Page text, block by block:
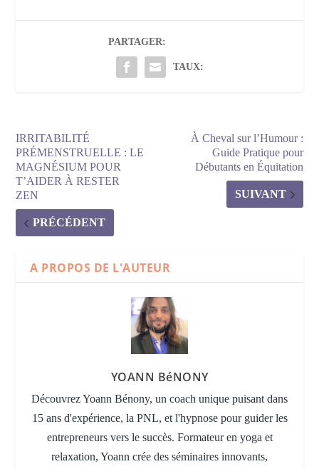
PARTAGER:
TAUX:
IRRITABILITÉ
PRÉMENSTRUELLE : LE
MAGNÉSIUM POUR
T’AIDER À RESTER
ZEN
PRÉCÉDENT
À Cheval sur l’Humour :
Guide Pratique pour
Débutants en Équitation
SUIVANT
A PROPOS DE L'AUTEUR
YOANN BéNONY
Découvrez Yoann Bénony, un coach unique puisant dans
15 ans d'expérience, la PNL, et l'hypnose pour guider les
entrepreneurs vers le succès. Formateur en yoga et
relaxation, Yoann crée des séminaires innovants,